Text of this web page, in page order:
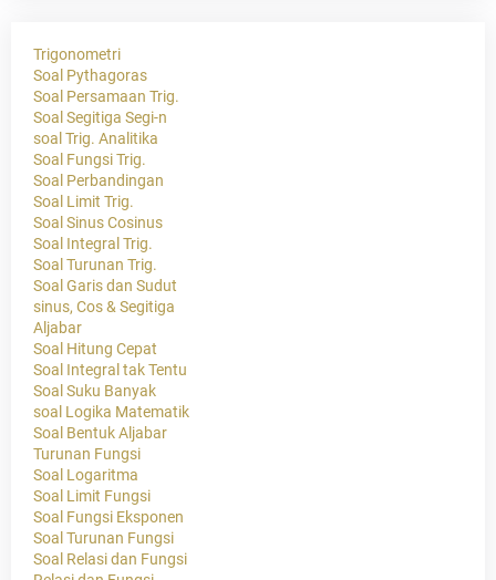
Trigonometri
Soal Pythagoras
Soal Persamaan Trig.
Soal Segitiga Segi-n
soal Trig. Analitika
Soal Fungsi Trig.
Soal Perbandingan
Soal Limit Trig.
Soal Sinus Cosinus
Soal Integral Trig.
Soal Turunan Trig.
Soal Garis dan Sudut
sinus, Cos & Segitiga
Aljabar
Soal Hitung Cepat
Soal Integral tak Tentu
Soal Suku Banyak
soal Logika Matematik
Soal Bentuk Aljabar
Turunan Fungsi
Soal Logaritma
Soal Limit Fungsi
Soal Fungsi Eksponen
Soal Turunan Fungsi
Soal Relasi dan Fungsi